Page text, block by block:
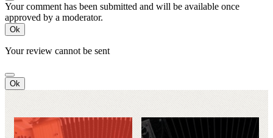
Your comment has been submitted and will be available once
approved by a moderator.
Ok
Your review cannot be sent
Ok